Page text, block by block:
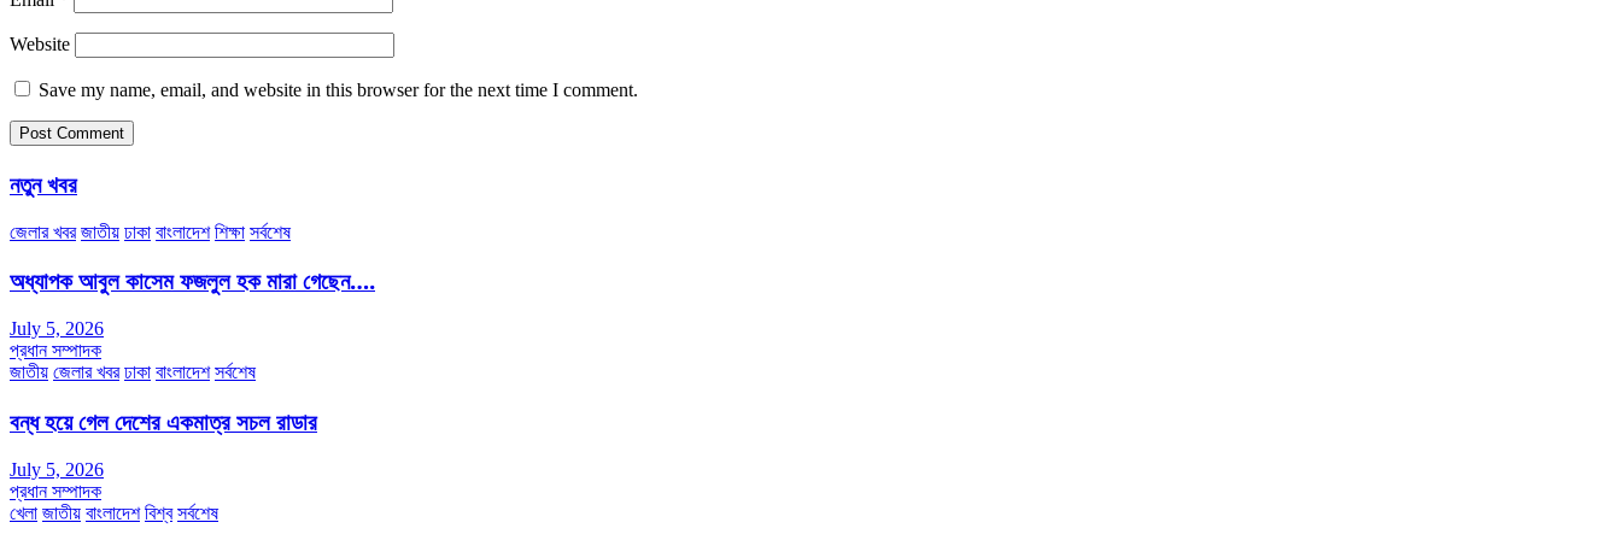
Website
Save my name, email, and website in this browser for the next time I comment.
নতুন খবর
জেলার খবর জাতীয় ঢাকা বাংলাদেশ শিক্ষা সর্বশেষ
অধ্যাপক আবুল কাসেম ফজলুল হক মারা গেছেন….
July 5, 2026
প্রধান সম্পাদক
জাতীয় জেলার খবর ঢাকা বাংলাদেশ সর্বশেষ
বন্ধ হয়ে গেল দেশের একমাত্র সচল রাডার
July 5, 2026
প্রধান সম্পাদক
খেলা জাতীয় বাংলাদেশ বিশ্ব সর্বশেষ